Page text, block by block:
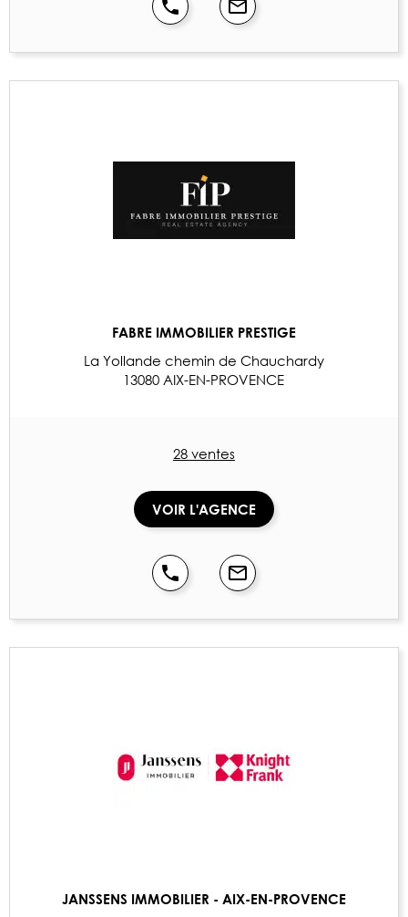
FABRE IMMOBILIER PRESTIGE
La Yollande chemin de Chauchardy
13080 AIX-EN-PROVENCE
28 ventes
VOIR L'AGENCE
JANSSENS IMMOBILIER - AIX-EN-PROVENCE